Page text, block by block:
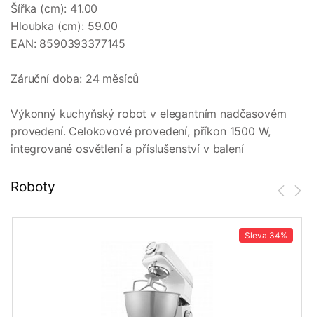
Šířka (cm): 41.00
Hloubka (cm): 59.00
EAN: 8590393377145
Záruční doba: 24 měsíců
Výkonný kuchyňský robot v elegantním nadčasovém
provedení. Celokovové provedení, příkon 1500 W,
integrované osvětlení a příslušenství v balení
Roboty
Sleva 34%